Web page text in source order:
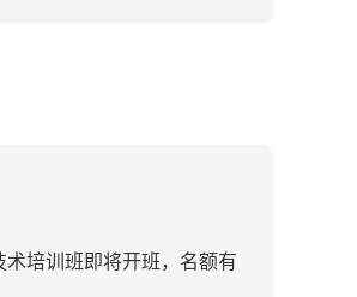
培训班即将开班，名额有